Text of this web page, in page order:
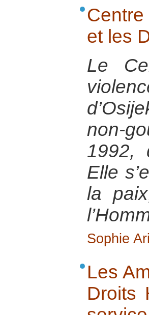
et les
Le
non-
1992,
Elle
la
Sophie
Les
Droits